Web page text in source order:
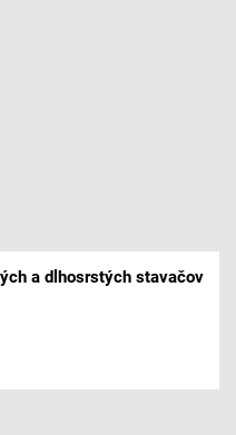
a dlhosrstých stavačov